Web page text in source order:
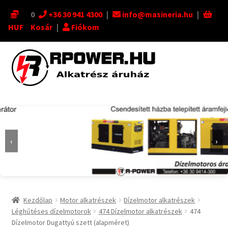
HUF
0 +36 30 941 4300 | info@masineria.hu |
Kosár | Fiókom
Ugrás
a
navigációhoz
Kilépés
a
tartalomba
‹ ›
Kezdőlap Motor alkatrészek
Dízelmotor alkatrészek
Léghűtéses dízelmotorok
474 Dízelmotor alkatrészek
474
Dízelmotor Dugattyú szett (alapméret)